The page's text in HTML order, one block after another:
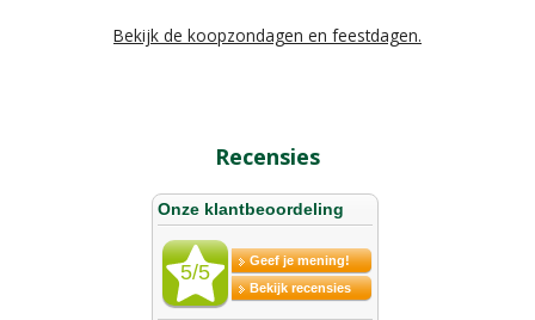
Bekijk de koopzondagen en feestdagen.
Recensies